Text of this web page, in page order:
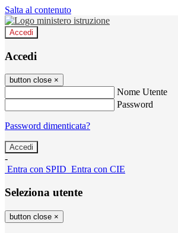
Salta al contenuto
Accedi
Accedi
button close ×
Nome Utente
Password
Password dimenticata?
-
Entra con SPID Entra con CIE
Seleziona utente
button close ×